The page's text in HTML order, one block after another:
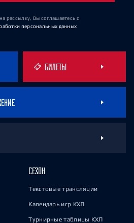
рассылку, Вы соглашаетесь с
персональных данных
БИЛЕТЫ
СЕЗОН
Текстовые трансляции
Календарь игр КХЛ
Турнирные таблицы КХЛ